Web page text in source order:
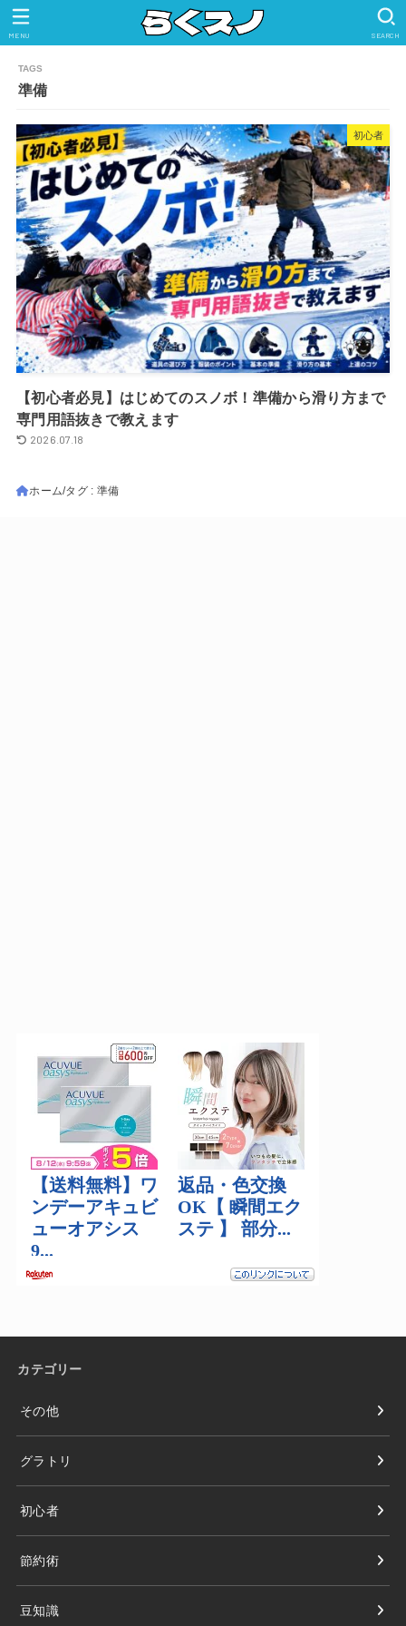
SEARCH
MENU
準備
初心者
【初心者必見】はじめてのスノボ！準備から滑り方まで
専門用語抜きで教えます
2026.07.18
ホーム タグ : 準備
カテゴリー
その他
グラトリ
初心者
節約術
豆知識